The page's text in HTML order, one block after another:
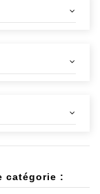
catégorie :